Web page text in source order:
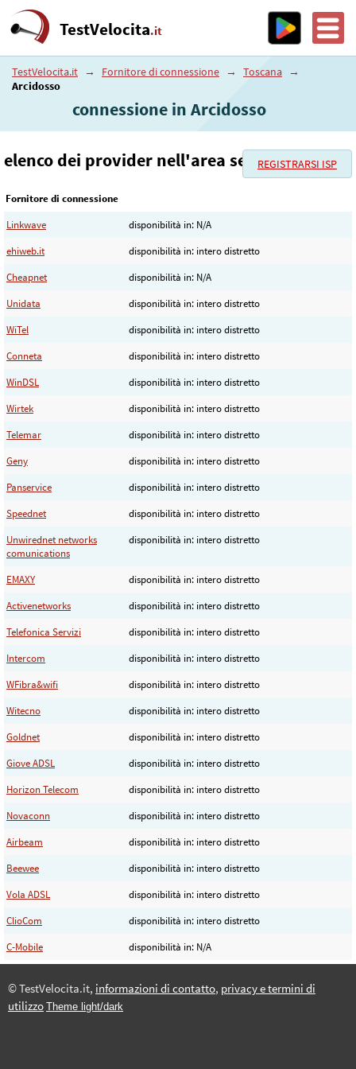
TestVelocita.it
TestVelocita.it → Fornitore di connessione → Toscana →
Arcidosso
connessione in Arcidosso
REGISTRARSI ISP
elenco dei provider nell'area selezionata
Fornitore di connessione
Linkwave
disponibilità in: N/A
ehiweb.it
disponibilità in: intero distretto
Cheapnet
disponibilità in: N/A
Unidata
disponibilità in: intero distretto
WiTel
disponibilità in: intero distretto
Conneta
disponibilità in: intero distretto
WinDSL
disponibilità in: intero distretto
Wirtek
disponibilità in: intero distretto
Telemar
disponibilità in: intero distretto
Geny
disponibilità in: intero distretto
Panservice
disponibilità in: intero distretto
Speednet
disponibilità in: intero distretto
Unwirednet networks
comunications
disponibilità in: intero distretto
EMAXY
disponibilità in: intero distretto
Activenetworks
disponibilità in: intero distretto
Telefonica Servizi
disponibilità in: intero distretto
Intercom
disponibilità in: intero distretto
WFibra&wifi
disponibilità in: intero distretto
Witecno
disponibilità in: intero distretto
Goldnet
disponibilità in: intero distretto
Giove ADSL
disponibilità in: intero distretto
Horizon Telecom
disponibilità in: intero distretto
Novaconn
disponibilità in: intero distretto
Airbeam
disponibilità in: intero distretto
Beewee
disponibilità in: intero distretto
Vola ADSL
disponibilità in: intero distretto
ClioCom
disponibilità in: intero distretto
C-Mobile
disponibilità in: N/A
© TestVelocita.it, informazioni di contatto, privacy e termini di
utilizzo Theme light/dark